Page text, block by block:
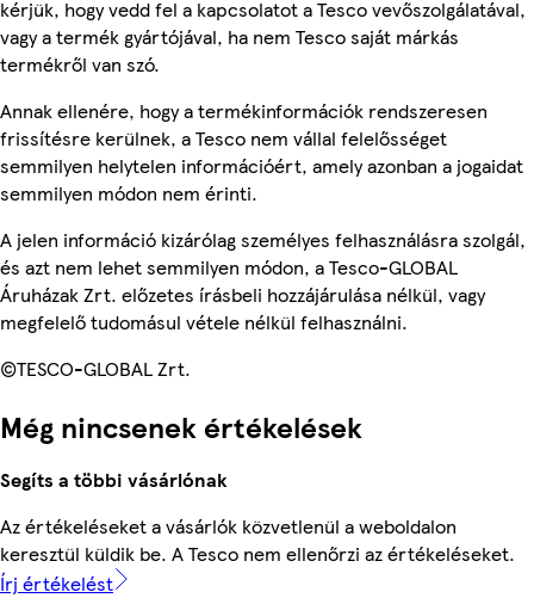
kérjük, hogy vedd fel a kapcsolatot a Tesco vevőszolgálatával,
vagy a termék gyártójával, ha nem Tesco saját márkás
termékről van szó.
Annak ellenére, hogy a termékinformációk rendszeresen
frissítésre kerülnek, a Tesco nem vállal felelősséget
semmilyen helytelen információért, amely azonban a jogaidat
semmilyen módon nem érinti.
A jelen információ kizárólag személyes felhasználásra szolgál,
és azt nem lehet semmilyen módon, a Tesco-GLOBAL
Áruházak Zrt. előzetes írásbeli hozzájárulása nélkül, vagy
megfelelő tudomásul vétele nélkül felhasználni.
©TESCO-GLOBAL Zrt.
Még nincsenek értékelések
Segíts a többi vásárlónak
Az értékeléseket a vásárlók közvetlenül a weboldalon
keresztül küldik be. A Tesco nem ellenőrzi az értékeléseket.
Írj értékelést